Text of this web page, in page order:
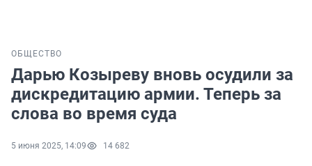
ОБЩЕСТВО
Дарью Козыреву вновь осудили за
дискредитацию армии. Теперь за
слова во время суда
5 июня 2025, 14:09 14 682